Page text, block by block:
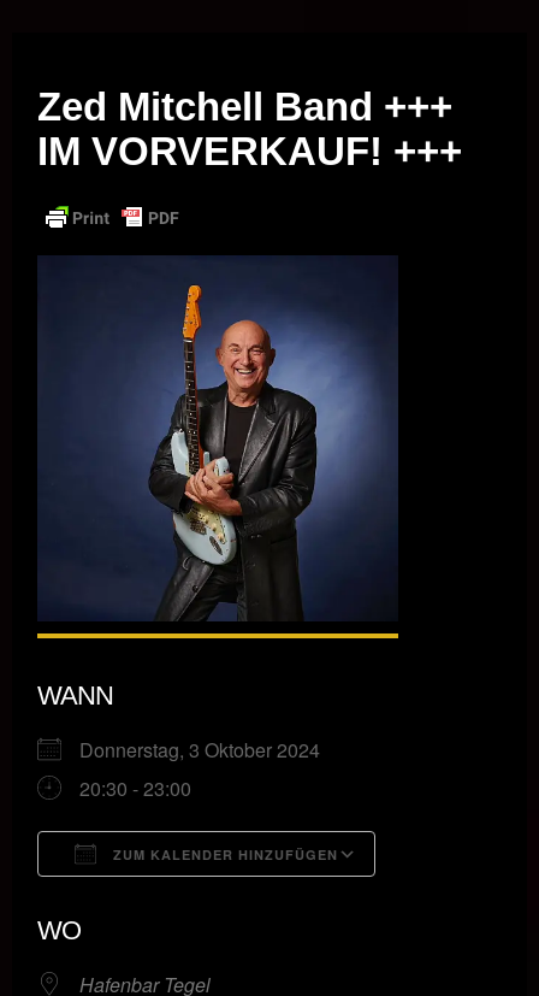
Zed Mitchell Band +++
IM VORVERKAUF! +++
WANN
Donnerstag, 3 Oktober 2024
20:30 - 23:00
ZUM KALENDER HINZUFÜGEN
WO
Hafenbar Tegel